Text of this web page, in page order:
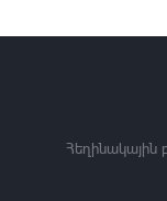
Երևանի
08:57 08 Օգս, 2026
Հեղինակային